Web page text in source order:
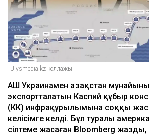
Ulysmedia.kz коллажы
АҚШ Украинамен Қазақстан
экспортталатын Каспий құбыр
(КҚК) инфрақұрылымына соққы
келісімге келді. Бұл туралы
сілтеме жасаған Bloomberg